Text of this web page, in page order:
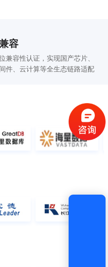
容
兼容性认证，实现国产芯片、
件、云计算等全生态链路适配
获取验证码